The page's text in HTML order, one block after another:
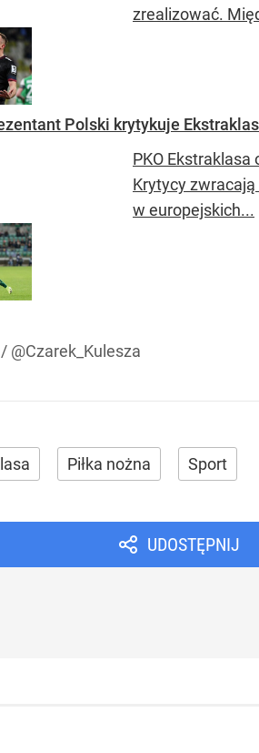
zrealizować.
Polski krytykuje
PKO
Krytycy
w europejskich...
/ @Czarek_Kulesza
Piłka nożna Sport
UDOSTĘPNIJ